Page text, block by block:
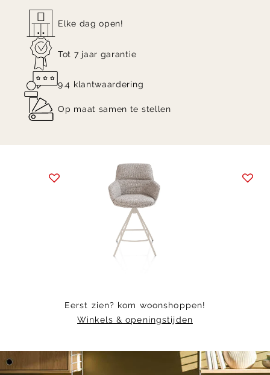
Elke dag open!
Tot 7 jaar garantie
9.4 klantwaardering
Op maat samen te stellen
Eerst zien? kom woonshoppen!
Winkels & openingstijden